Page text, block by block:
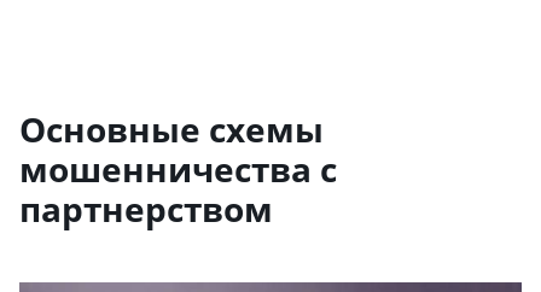
Основные схемы
мошенничества с
партнерством